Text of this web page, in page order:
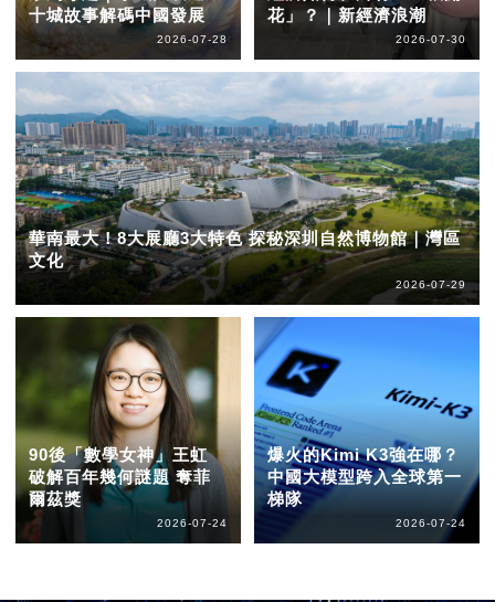
十城故事解碼中國發展
2026-07-28
花」？｜新經濟浪潮
2026-07-30
華南最大！8大展廳3大特色 探秘深圳自然博物館｜灣區
文化
2026-07-29
90後「數學女神」王虹
破解百年幾何謎題 奪菲
爾茲獎
2026-07-24
爆火的Kimi K3強在哪？
中國大模型跨入全球第一
梯隊
2026-07-24